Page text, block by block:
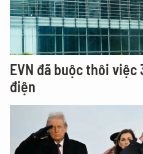
EVN đã buộc thôi việc
điện